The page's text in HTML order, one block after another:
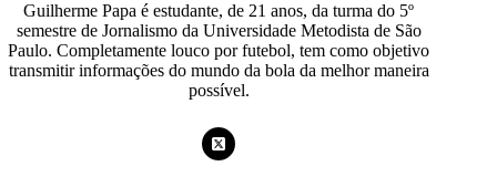
Guilherme Papa é estudante, de 21 anos, da turma do 5º
semestre de Jornalismo da Universidade Metodista de São
Paulo. Completamente louco por futebol, tem como objetivo
transmitir informações do mundo da bola da melhor maneira
possível.